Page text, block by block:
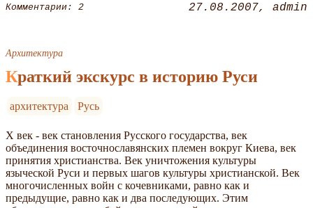
Комментарии: 2 27.08.2007 admin
Архитектура
Краткий экскурс в историю Руси
архитектура Русь
X век - век становления Русского государства, век
объединения восточнославянских племен вокруг Киева, век
принятия христианства. Век уничтожения культуры
языческой Руси и первых шагов культуры христианской. Век
многочисленных войн с кочевниками, равно как и
предыдущие, равно как и два последующих. Этим